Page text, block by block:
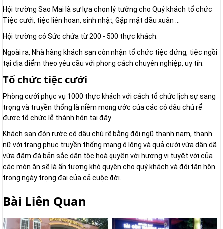
Hội trường Sao Mai là sự lựa chọn lý tưởng cho Quý khách tổ chức
Tiệc cưới, tiệc liên hoan, sinh nhật, Gặp mặt đầu xuân ...
Hội trường có Sức chứa từ 200 - 500 thực khách.
Ngoài ra, Nhà hàng khách sạn còn nhận tổ chức tiệc đứng, tiệc ngồi
tại địa điểm theo yêu cầu với phong cách chuyên nghiệp, uy tín.
Tổ chức tiệc cưới
Phòng cưới phục vụ 1000 thực khách với cách tổ chức lịch sự sang
trọng và truyền thống là niềm mong ước của các cô dâu chú rể
được tổ chức lễ thành hôn tại đây.
Khách sạn đón rước cô dâu chú rể bằng đội ngũ thanh nam, thanh
nữ với trang phục truyền thống mang ô lộng và quả cưới vừa dân dã
vừa đậm đà bản sắc dân tộc hoà quyện với hương vị tuyệt vời của
các món ăn sẽ là ấn tượng khó quyên cho quý khách và đôi tân hôn
trong ngày trọng đại của cả cuộc đời.
Bài Liên Quan